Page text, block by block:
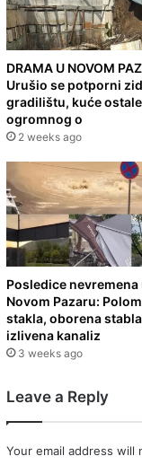
DRAMA U NOVOM
Urušio se potporni
gradilištu, kuće
ogromnog o
2 weeks ago
Posledice nevremena
Novom Pazaru:
stakla, oborena
izlivena kanaliz
3 weeks ago
Leave a Reply
Your email address will